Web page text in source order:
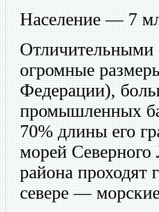
Население — 7
Отличительными
огромные
Федерации),
промышленных
70% длины его
морей Северного
района
севере —